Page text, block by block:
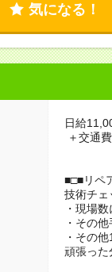
気になる！
日給
＋交通
■□■リペ
技術チェ
・現場
・その
・その
頑張った